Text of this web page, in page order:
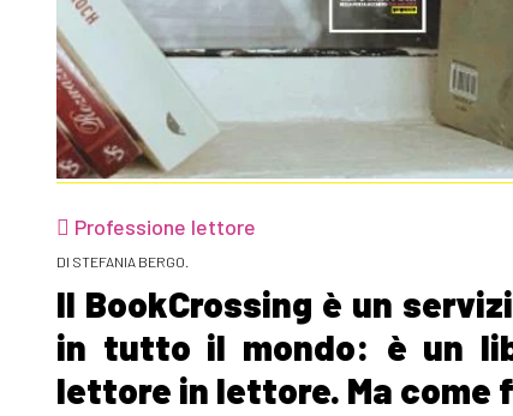
Professione lettore
DI STEFANIA BERGO.
Il BookCrossing è un
in tutto il mondo: è un
lettore in lettore. Ma come